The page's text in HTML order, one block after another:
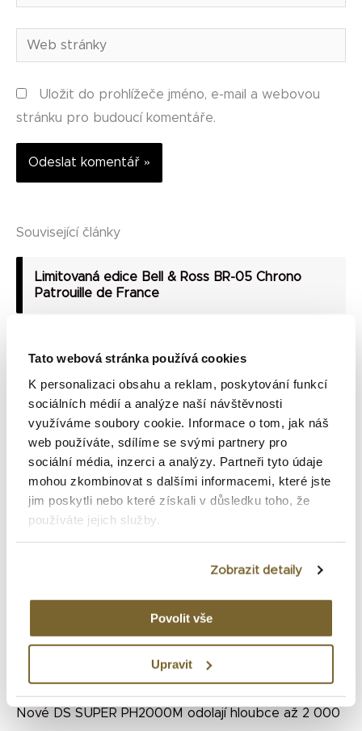
Tato webová stránka používá cookies
K personalizaci obsahu a reklam, poskytování funkcí
sociálních médií a analýze naší návštěvnosti
využíváme soubory cookie. Informace o tom, jak náš
web používáte, sdílíme se svými partnery pro
sociální média, inzerci a analýzy. Partneři tyto údaje
mohou zkombinovat s dalšími informacemi, které jste
jim poskytli nebo které získali v důsledku toho, že
používáte jejich služby.
Zobrazit detaily
Povolit vše
Upravit
mail
Web
stránky
Uložit do prohlížeče jméno, e-mail a webovou
stránku pro budoucí komentáře.
Související články
Limitovaná edice Bell & Ross BR-05 Chrono
Patrouille de France
kusů
Bell & Ross BR-03 Diver Black Bronze: návrat k
podstatě v bronzovém hávu
Bell & Ross BR 03 Diver Lum Outline: Když světlo
kreslí čas
Bell & Ross BR-03 GMT Compass: Orientace v
čase i prostoru
Nejnovější příspěvky
Certina posouvá hranice potápěčských hodinek.
Nové DS SUPER PH2000M odolají hloubce až 2 000